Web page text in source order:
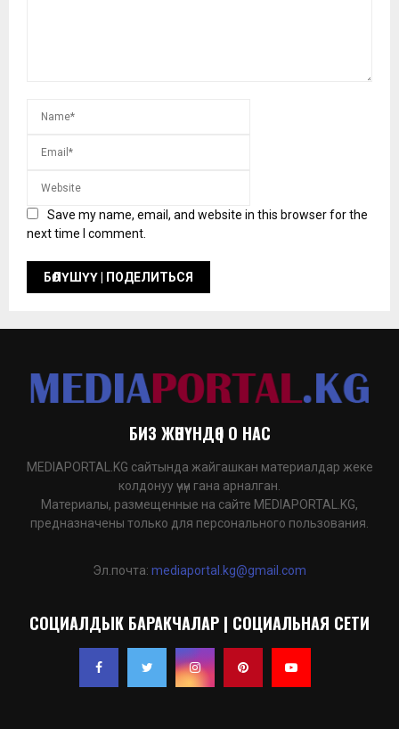
Save my name, email, and website in this browser for the
next time I comment.
БИЗ ЖӨНҮНДӨ | О НАС
MEDIAPORTAL.KG сайтында жайгашкан материалдар жеке
колдонуу үчүн гана арналган.
Материалы, размещенные на сайте MEDIAPORTAL.KG,
предназначены только для персонального пользования.
Эл.почта: mediaportal.kg@gmail.com
СОЦИАЛДЫК БАРАКЧАЛАР | СОЦИАЛЬНАЯ СЕТИ